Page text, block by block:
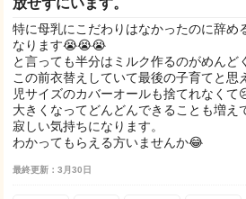
放せずにいます。
特に母乳にこだわりはなかったのに辞め
なります😭😭😭
と言っても半分はミルク作るのがめんど
この前衣替えしていて最後の子育てと思
児サイズのカバーオールも捨てれなくて
大きくなってどんどんできることも増え
寂しい気持ちになります。
わかってもらえる方いませんか😂
最終更新：3月30日